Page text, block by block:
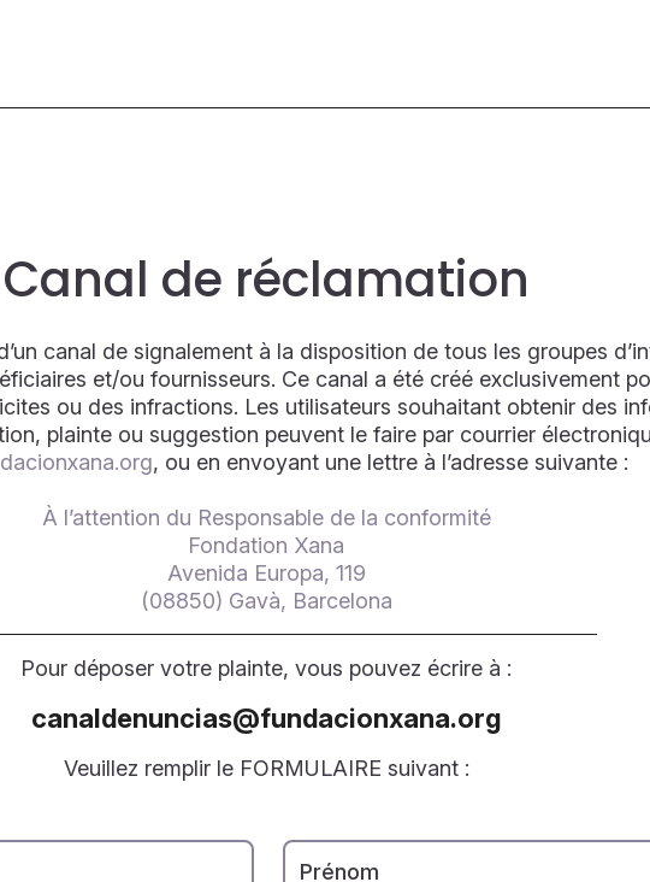
Canal de réclamation
canal de signalement à la disposition de tous les groupes
et/ou fournisseurs. Ce canal a été créé exclusivement
ou des infractions. Les utilisateurs souhaitant obtenir des
plainte ou suggestion peuvent le faire par courrier
, ou en envoyant une lettre à l’adresse suivante :
À l’attention du Responsable de la conformité
Fondation Xana
Avenida Europa, 119
(08850) Gavà, Barcelona
Pour déposer votre plainte, vous pouvez écrire à :
canaldenuncias@fundacionxana.org
Veuillez remplir le FORMULAIRE suivant :
Prénom